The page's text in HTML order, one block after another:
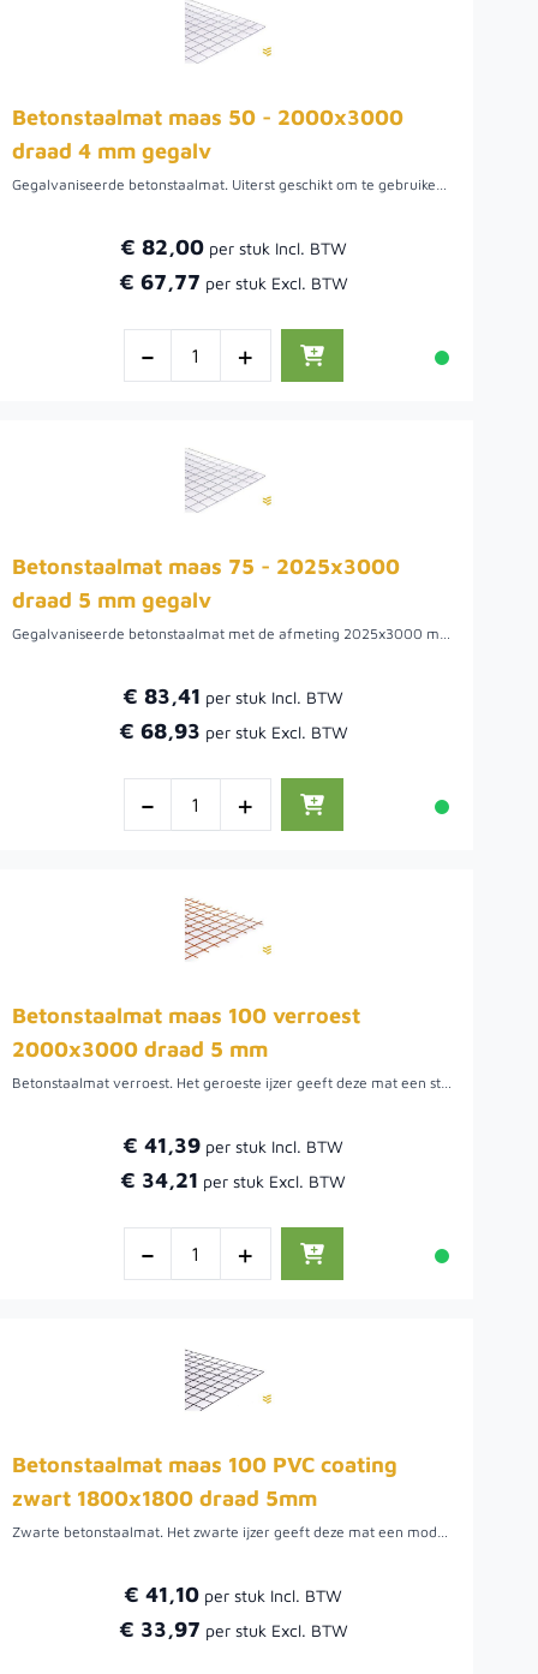
Betonstaalmat maas 50 - 2000x3000
draad 4 mm gegalv
Gegalvaniseerde betonstaalmat. Uiterst geschikt om te gebruiken als afscheiding waar beplanting beplanting door kan groeien. De maaswijdte van deze draadmatten is 5 cm. Het draad van de bouwstaalmat is 4 mm.Voordat de beplanting aangroeit is het mogelijk om het gaas te bekleden met natuurlijke afscheidingen. Hiermee wordt niet alleen wind tegengehouden, maar ook privacy gecreëerd.
€ 82,00
€ 67,77
- +
Betonstaalmat maas 75 - 2025x3000
draad 5 mm gegalv
Gegalvaniseerde betonstaalmat met de afmeting 2025x3000 mm. Uiterst geschikt om te gebruiken als afscheiding waar beplanting beplanting door kan groeien. De maaswijdte van deze draadmatten is 7.5 cm. Het draad van de bouwstaalmat is 5 mm.Voordat de beplanting aangroeit is het mogelijk om het gaas te bekleden met natuurlijke afscheidingen. Hiermee wordt niet alleen wind tegengehouden, maar ook privacy gecreëerd.
€ 83,41
€ 68,93
- +
Betonstaalmat maas 100 verroest
2000x3000 draad 5 mm
Betonstaalmat verroest. Het geroeste ijzer geeft deze mat een stoer uiterlijk en is daarmee goed toe te passen in combinatie met cortenstaal of cortenstalen poeren van het merk Cortenpoer. Deze bouwstaalmat wordt veel gebruikt als afscheiding waar beplanting beplanting door kan groeien. De maaswijdte van deze draadmatten is 10 cm. Het draad van de bouwstaalmat is 5 mm.Voordat de beplanting aangroeit is het mogelijk om het gaas te bekleden met natuurlijke afscheidingen. Hiermee wordt niet alleen wind tegengehouden, maar ook privacy gecreëerd.
€ 41,39
€ 34,21
- +
Betonstaalmat maas 100 PVC coating
zwart 1800x1800 draad 5mm
Zwarte betonstaalmat. Het zwarte ijzer geeft deze mat een modern uiterlijk en is daarmee goed toe te passen in combinatie met cortenstaal of cortenstalen poeren van het merk Cortenpoer. Deze bouwstaalmat wordt veel gebruikt als afscheiding waar beplanting beplanting door kan groeien. De maaswijdte van deze draadmatten is 10 cm. Het draad van de bouwstaalmat is 5 mm.Voordat de beplanting aangroeit is het mogelijk om het gaas te bekleden met natuurlijke afscheidingen. Hiermee wordt niet alleen wind tegengehouden, maar ook privacy gecreëerd.
€ 41,10
€ 33,97